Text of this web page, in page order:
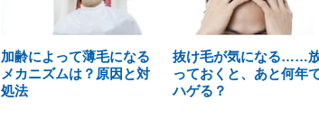
加齢によって薄毛になる
メカニズムは？原因と対
処法
抜け毛が気になる……
っておくと、あと何年
ハゲる？